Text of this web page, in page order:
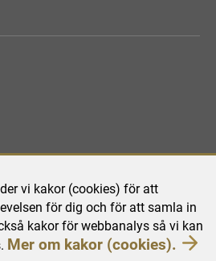
vi kakor (cookies) för att
för dig och för att samla in
kakor för webbanalys så vi kan
Mer om kakor (cookies).